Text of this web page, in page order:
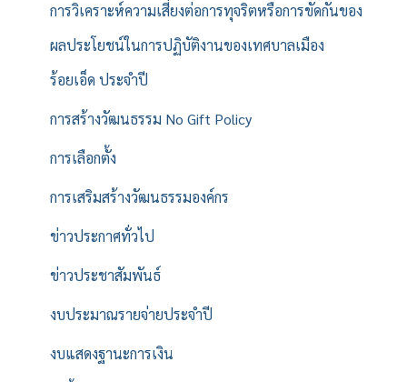
การวิเคราะห์ความเสี่ยงต่อการทุจริตหรือการขัดกันของ
ผลประโยชน์ในการปฏิบัติงานของเทศบาลเมือง
ร้อยเอ็ด ประจำปี
การสร้างวัฒนธรรม No Gift Policy
การเลือกตั้ง
การเสริมสร้างวัฒนธรรมองค์กร
ข่าวประกาศทั่วไป
ข่าวประชาสัมพันธ์
งบประมาณรายจ่ายประจำปี
งบแสดงฐานะการเงิน